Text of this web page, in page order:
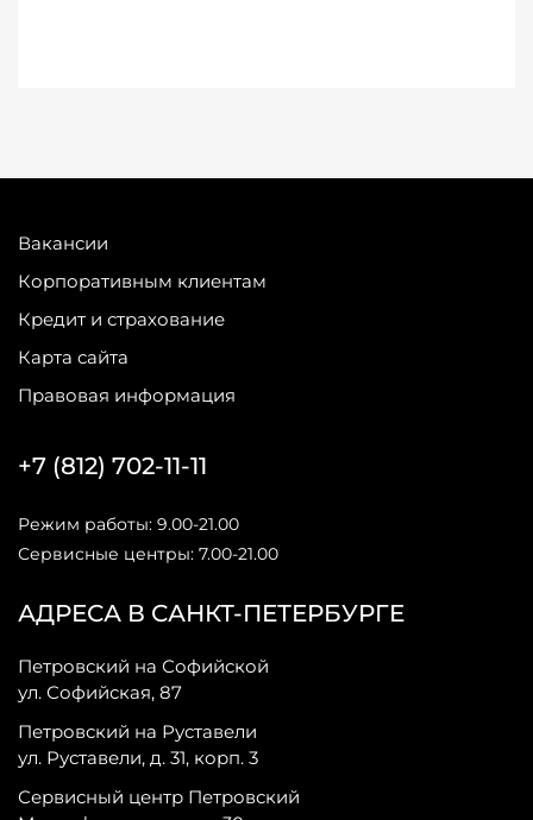
Вакансии
Корпоративным клиентам
Кредит и страхование
Карта сайта
Правовая информация
АДРЕСА В САНКТ-ПЕТЕРБУРГЕ
Петровский на Софийской
ул. Софийская, 87
Петровский на Руставели
ул. Руставели, д. 31, корп. 3
Сервисный центр Петровский
+7 (812) 702-11-11
Режим работы: 9.00-21.00
Сервисные центры: 7.00-21.00